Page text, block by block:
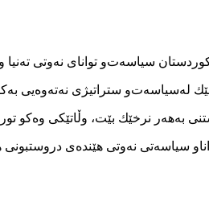
سیاسه‌ت‌و توانای نه‌وتی ته‌نیا
له‌سیاسه‌ت‌و ستراتیژی نه‌ته‌وه‌یی
به‌هه‌ر نرخێك بێت، وڵاتێكی وه‌كو
سیاسه‌تی نه‌وتی هێنده‌ی